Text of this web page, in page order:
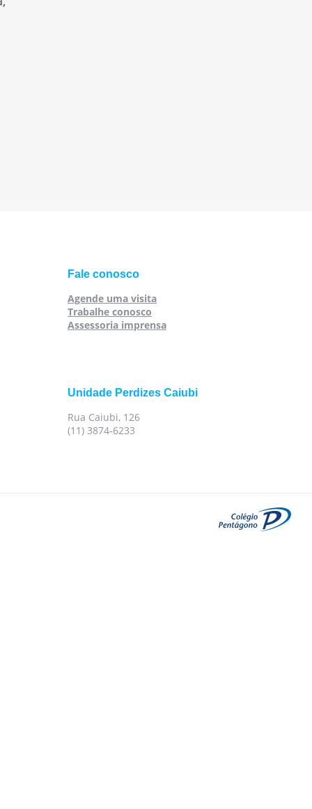
Fale conosco
Agende uma visita
Trabalhe conosco
Assessoria imprensa
Unidade Perdizes Caiubi
Rua Caiubi, 126
(11) 3874-6233